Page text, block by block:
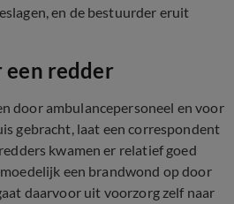
en de bestuurder eruit
redder
door ambulancepersoneel en voor
gebracht, laat een correspondent
kwamen er relatief goed
een brandwond op door
daarvoor uit voorzorg zelf naar